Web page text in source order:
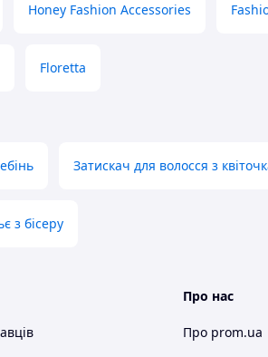
Honey Fashion Accessories
Floretta
Затискач для волосся з
з бісеру
Про нас
Про prom.ua